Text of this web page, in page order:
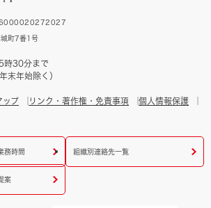
6000020272027
町7番1号
時30分まで
末年始除く）
ップ リンク・著作権・免責事項
個人情報保護
務時間 組織別連絡先一覧
案